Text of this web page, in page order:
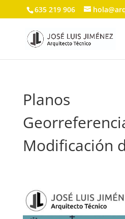
635 219 906
Planos
Modificación